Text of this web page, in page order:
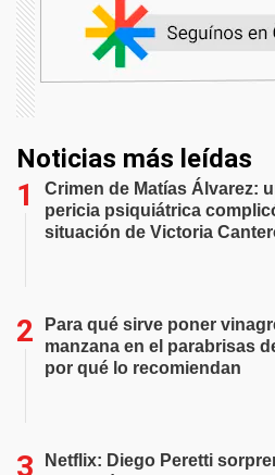
Noticias más leídas
Crimen de Matías Álvarez:
pericia psiquiátrica
situación de Victoria
Para qué sirve poner
manzana en el parabrisas
por qué lo recomiendan
Netflix: Diego Peretti